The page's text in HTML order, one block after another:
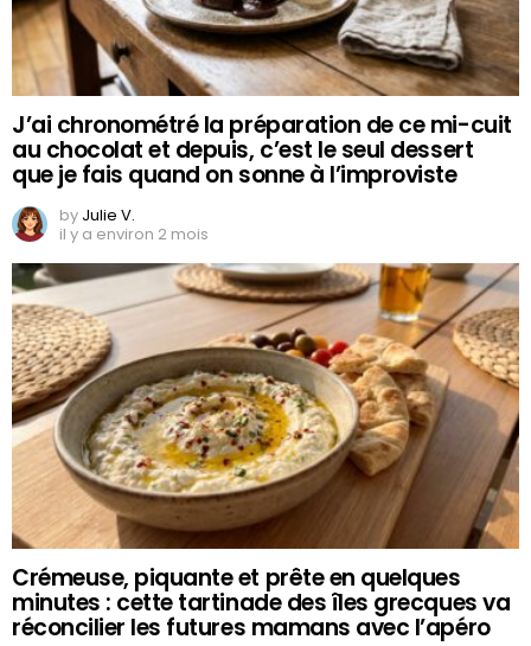
J’ai chronométré la préparation de ce mi-cuit
au chocolat et depuis, c’est le seul dessert
que je fais quand on sonne à l’improviste
by Julie V.
il y a environ 2 mois
Crémeuse, piquante et prête en quelques
minutes : cette tartinade des îles grecques va
réconcilier les futures mamans avec l’apéro